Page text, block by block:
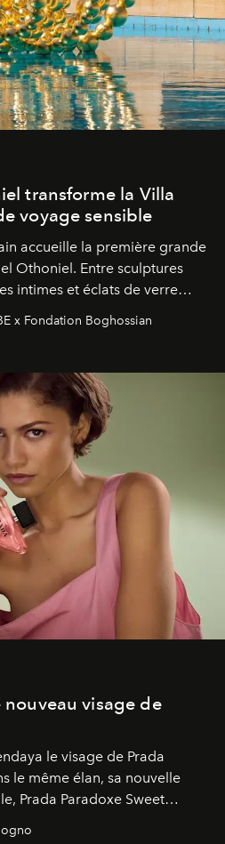
transforme la Villa
voyage sensible
accueille la première grande
Othoniel. Entre sculptures
intimes et éclats de verre
un itinéraire
devient le souvenir
x Fondation Boghossian
visage de
le visage de Prada
le même élan, sa nouvelle
Prada Paradoxe Sweet